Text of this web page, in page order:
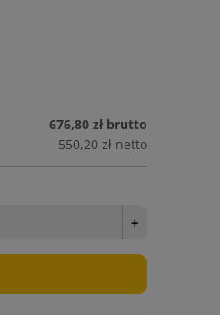
676,80 zł brutto
550,20 zł netto
+